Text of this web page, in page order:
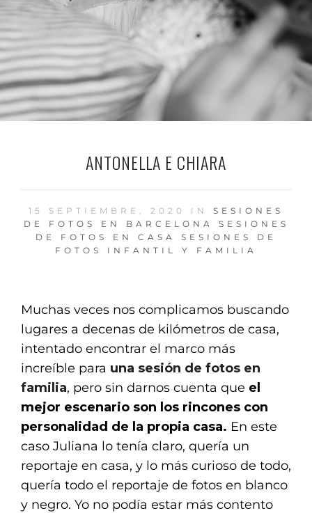
ANTONELLA E CHIARA
15 SEPTIEMBRE, 2020 IN SESIONES
DE FOTOS EN BARCELONA
SESIONES
DE FOTOS EN CASA
SESIONES DE
FOTOS INFANTIL Y FAMILIA
Muchas veces nos complicamos buscando
lugares a decenas de kilómetros de casa,
intentado encontrar el marco más
increíble para una sesión de fotos en
familia, pero sin darnos cuenta que el
mejor escenario son los rincones con
personalidad de la propia casa. En este
caso Juliana lo tenía claro, quería un
reportaje en casa, y lo más curioso de todo,
quería todo el reportaje de fotos en blanco
y negro. Yo no podía estar más contento